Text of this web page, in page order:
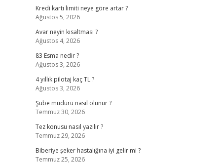
Kredi kartı limiti neye göre artar ?
Ağustos 5, 2026
Avar neyin kısaltması ?
Ağustos 4, 2026
83 Esma nedir ?
Ağustos 3, 2026
4 yıllık pilotaj kaç TL ?
Ağustos 3, 2026
Şube müdürü nasıl olunur ?
Temmuz 30, 2026
Tez konusu nasıl yazılır ?
Temmuz 29, 2026
Biberiye şeker hastalığına iyi gelir mi ?
Temmuz 25, 2026